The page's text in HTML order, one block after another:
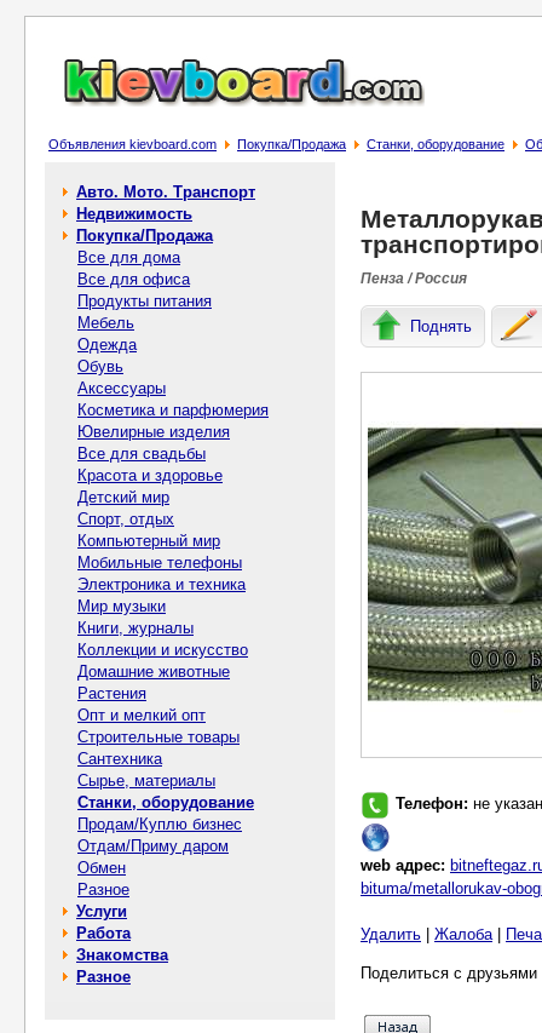
Объявления kievboard.com Покупка/Продажа Станки, оборудование
Авто. Мото. Транспорт
Недвижимость
Покупка/Продажа
Все для дома
Все для офиса
Продукты питания
Мебель
Одежда
Обувь
Аксессуары
Косметика и парфюмерия
Ювелирные изделия
Все для свадьбы
Красота и здоровье
Детский мир
Спорт, отдых
Компьютерный мир
Мобильные телефоны
Электроника и техника
Мир музыки
Книги, журналы
Коллекции и искусство
Домашние животные
Растения
Опт и мелкий опт
Строительные товары
Сантехника
Сырье, материалы
Станки, оборудование
Продам/Куплю бизнес
Отдам/Приму даром
Обмен
Разное
Услуги
Работа
Знакомства
Разное
Пенза / Россия
Поднять
Телефон: не указан
web адрес:
bituma/metallorukav-
Удалить Жалоба|
Поделиться с